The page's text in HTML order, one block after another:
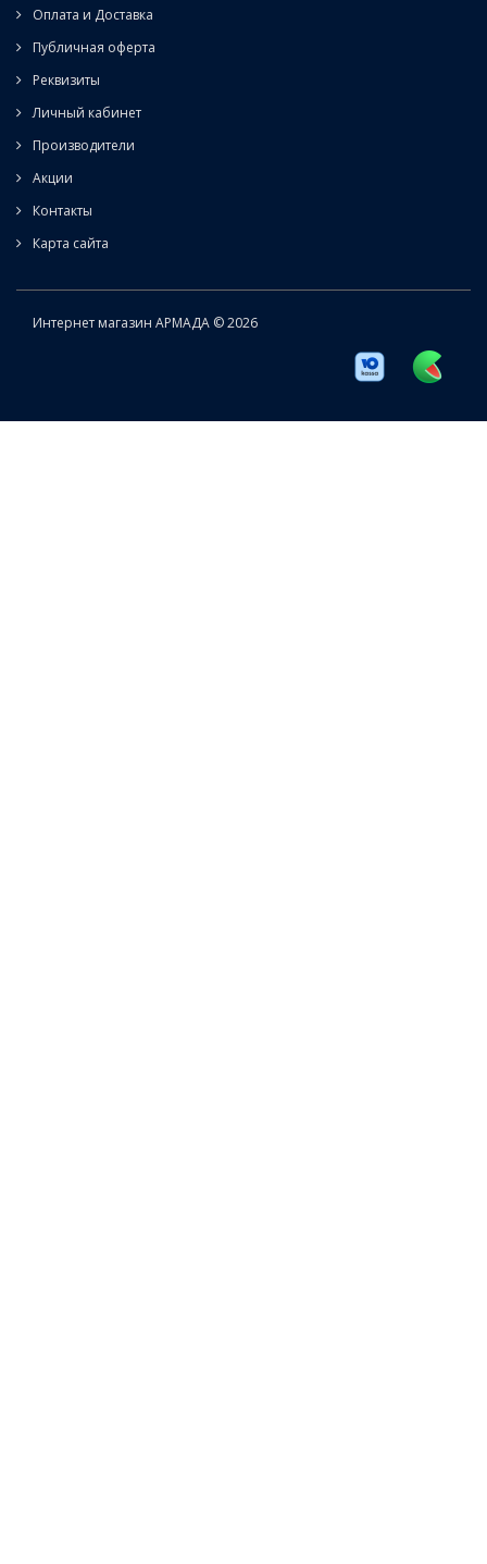
Оплата и Доставка
Публичная оферта
Реквизиты
Личный кабинет
Производители
Акции
Контакты
Карта сайта
Интернет магазин АРМАДА © 2026